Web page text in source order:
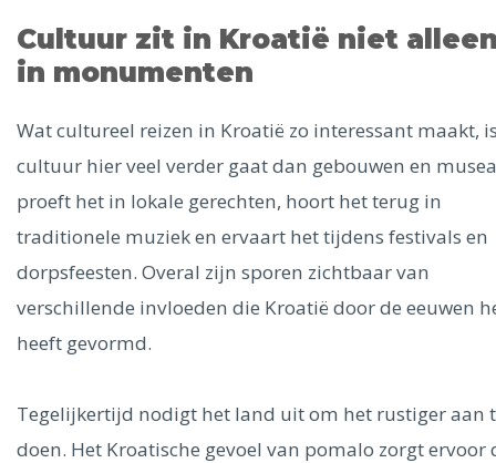
Cultuur zit in Kroatië niet
in monumenten
Wat cultureel reizen in Kroatië zo interessant maakt,
cultuur hier veel verder gaat dan gebouwen en
proeft het in lokale gerechten, hoort het terug in
traditionele muziek en ervaart het tijdens festivals en
dorpsfeesten. Overal zijn sporen zichtbaar van
verschillende invloeden die Kroatië door de eeuwen
heeft gevormd.
Tegelijkertijd nodigt het land uit om het rustiger aan
doen. Het Kroatische gevoel van pomalo zorgt ervoor